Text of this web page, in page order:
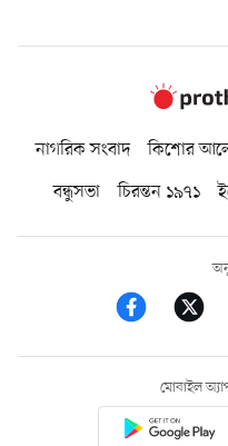
নাগরিক সংবাদ কিশোর
বন্ধুসভা
চিরন্তন ১৯৭১
মোবাইল